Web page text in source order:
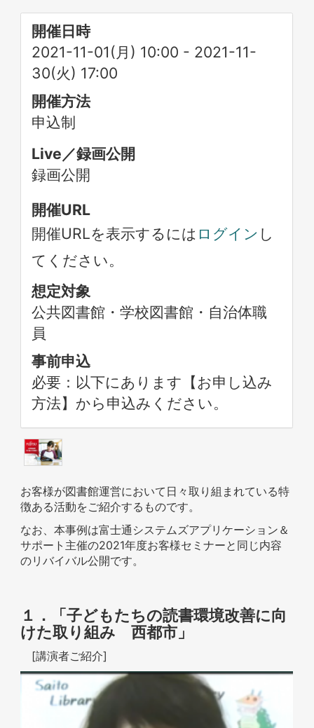
開催日時
2021-11-01(月) 10:00 - 2021-11-
30(火) 17:00
開催方法
申込制
Live／録画公開
録画公開
開催URL
開催URLを表示するには ログイン し
てください。
想定対象
公共図書館・学校図書館・自治体職
員
事前申込
必要：以下にあります【お申し込み
方法】から申込みください。
お客様が図書館運営において日々取り組まれている特
徴ある活動をご紹介するものです。
なお、本事例は富士通システムズアプリケーション＆
サポート主催の2021年度お客様セミナーと同じ内容
のリバイバル公開です。
１．「子どもたちの読書環境改善に向
けた取り組み 西都市」
[講演者ご紹介]